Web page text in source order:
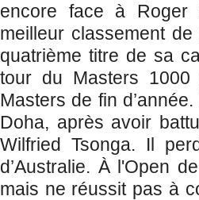
encore face à Roger
meilleur classement
quatrième titre de sa
tour du Masters
Masters de fin
Doha, après avoir battu
Wilfried Tsonga. Il
d’Australie. À l'Open
mais ne réussit pas à